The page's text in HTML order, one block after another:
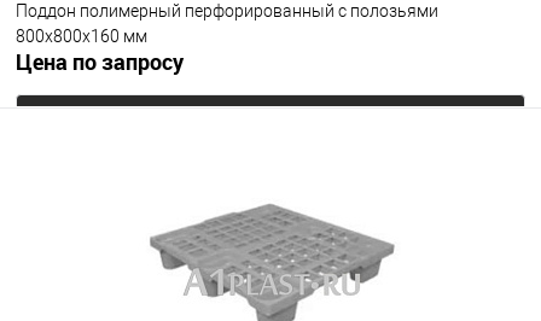
Поддон полимерный перфорированный с полозьями
800х800х160 мм
Цена по запросу